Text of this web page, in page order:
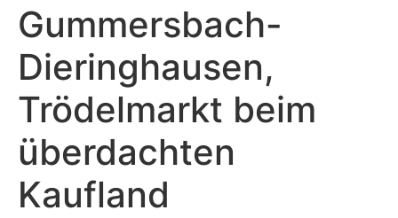
Gummersbach-
Dieringhausen,
Trödelmarkt beim
überdachten
Kaufland